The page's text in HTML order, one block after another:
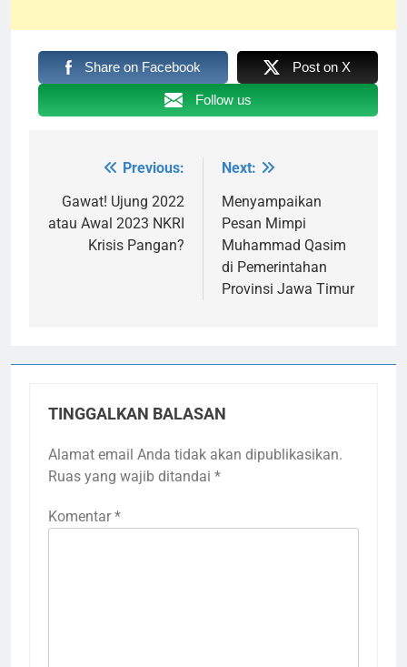
Share on Facebook Post on X
Follow us
Navigasi
pos
Previous:
Gawat! Ujung 2022
atau Awal 2023 NKRI
Krisis Pangan?
Next:
Menyampaikan
Pesan Mimpi
Muhammad Qasim
di Pemerintahan
Provinsi Jawa Timur
TINGGALKAN BALASAN
Alamat email Anda tidak akan dipublikasikan.
Ruas yang wajib ditandai *
Komentar *